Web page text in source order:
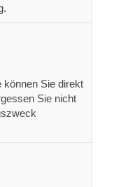
können Sie direkt
Sie nicht